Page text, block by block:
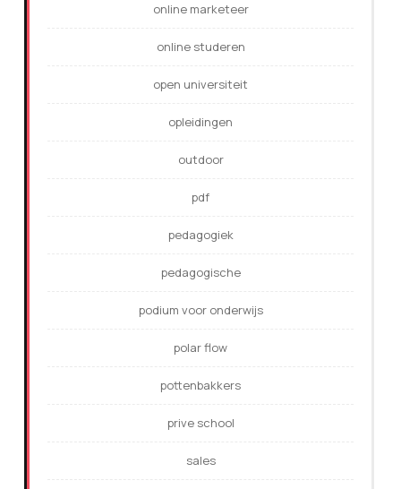
online marketeer
online studeren
open universiteit
opleidingen
outdoor
pdf
pedagogiek
pedagogische
podium voor onderwijs
polar flow
pottenbakkers
prive school
sales